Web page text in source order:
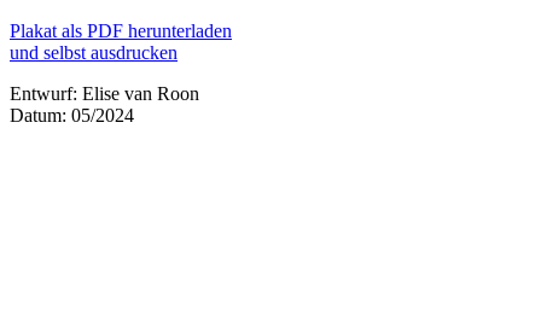
Plakat als PDF herunterladen
und selbst ausdrucken
Entwurf: Elise van Roon
Datum: 05/2024